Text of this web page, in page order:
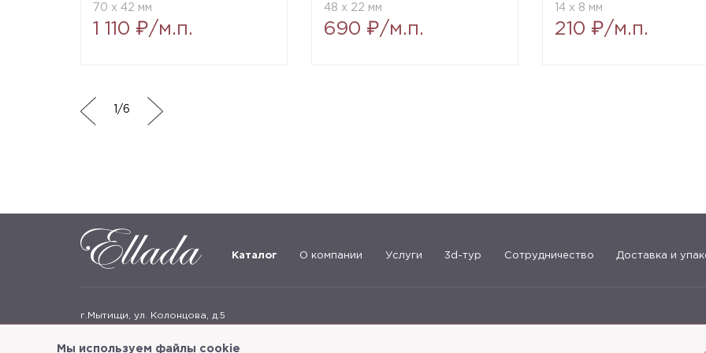
Мы используем файлы cookie
70 x 42 мм
1 110 ₽/м.п.
48 x 22 мм
690 ₽/м.п.
14 x 8 мм
210 ₽/м.п.
/6
Каталог О компании Услуги 3d-тур Сотрудничество Доставка и
г.Мытищи, ул. Колонцова, д.5
+7(495) 625-05-50 +7 (495) 637-68-07